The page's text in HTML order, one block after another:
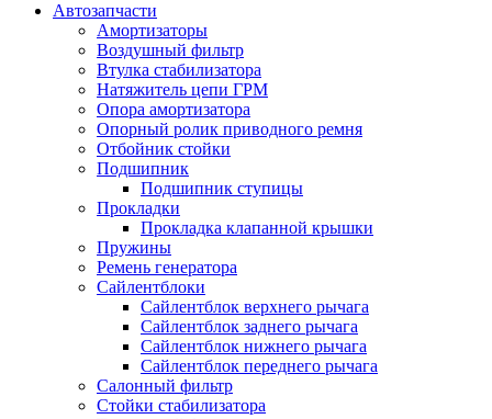
Автозапчасти
Амортизаторы
Воздушный фильтр
Втулка стабилизатора
Натяжитель цепи ГРМ
Опора амортизатора
Опорный ролик приводного ремня
Отбойник стойки
Подшипник
Подшипник ступицы
Прокладки
Прокладка клапанной крышки
Пружины
Ремень генератора
Сайлентблоки
Сайлентблок верхнего рычага
Сайлентблок заднего рычага
Сайлентблок нижнего рычага
Сайлентблок переднего рычага
Салонный фильтр
Стойки стабилизатора